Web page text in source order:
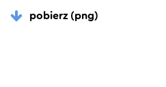
pobierz (png)